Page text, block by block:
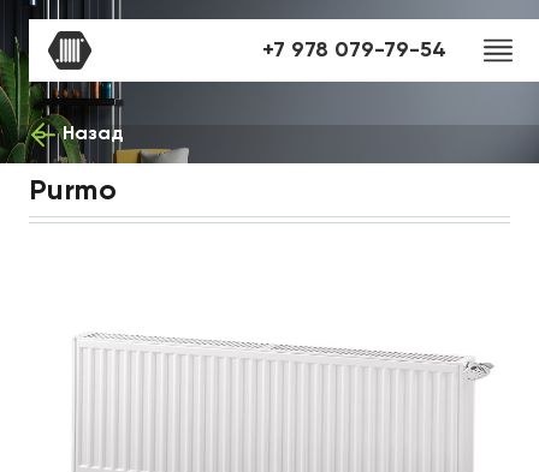
+7 978 079-79-54
Назад
Purmo